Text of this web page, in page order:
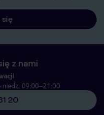
się
z nami
09:00–21:00
20